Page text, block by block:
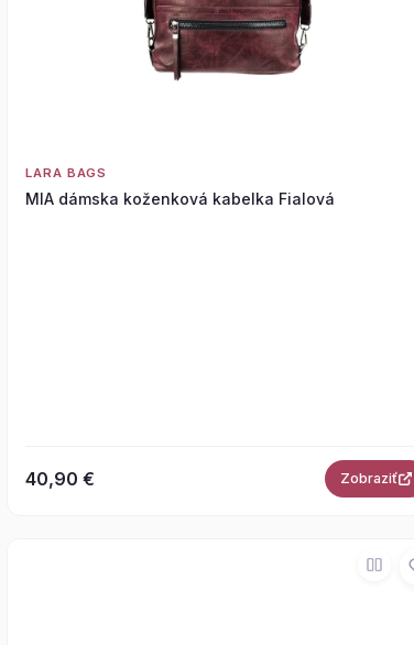
LARA BAGS
MIA dámska koženková kabelka Fialová
40,90 € Zobraziť